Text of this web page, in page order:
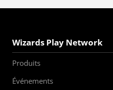
Wizards Play Network
Produits
Événements